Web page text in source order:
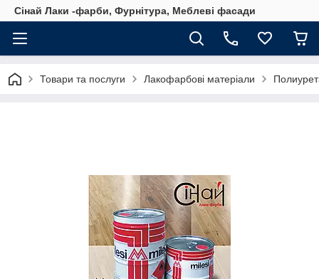
Сінай Лаки -фарби, Фурнітура, Меблеві фасади
Товари та послуги Лакофарбові матеріали